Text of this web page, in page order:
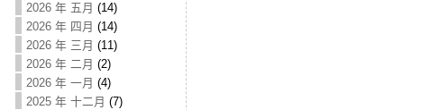
2026 年 五月 (14)
2026 年 四月 (14)
2026 年 三月 (11)
2026 年 二月 (2)
2026 年 一月 (4)
2025 年 十二月 (7)